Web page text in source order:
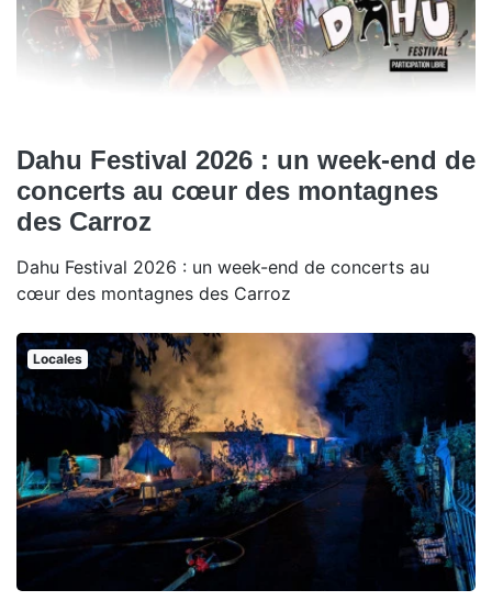
Dahu Festival 2026 : un week-end de
concerts au cœur des montagnes
des Carroz
Dahu Festival 2026 : un week-end de concerts au
cœur des montagnes des Carroz
Locales